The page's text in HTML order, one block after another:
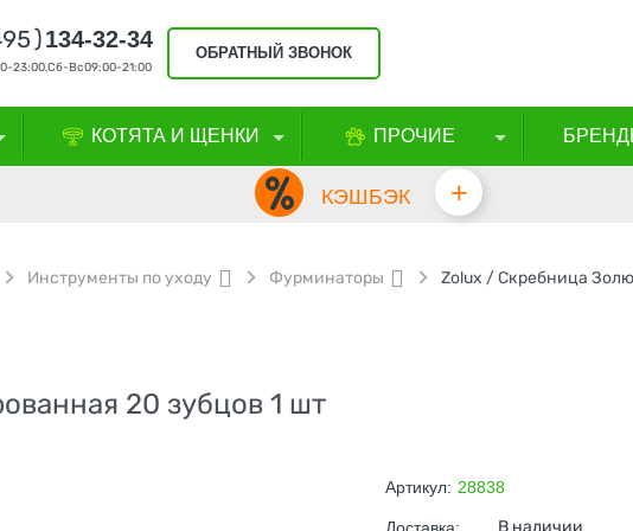
134-32-34
23:00,Сб-Вс09:00-21:00
ОБРАТНЫЙ ЗВОНОК
КОТЯТА И ЩЕНКИ ПРОЧИЕ
КЭШБЭК +
Инструменты по уходу Фурминаторы Zolux / Скребница
20 зубцов 1 шт
Артикул: 28838
В наличии